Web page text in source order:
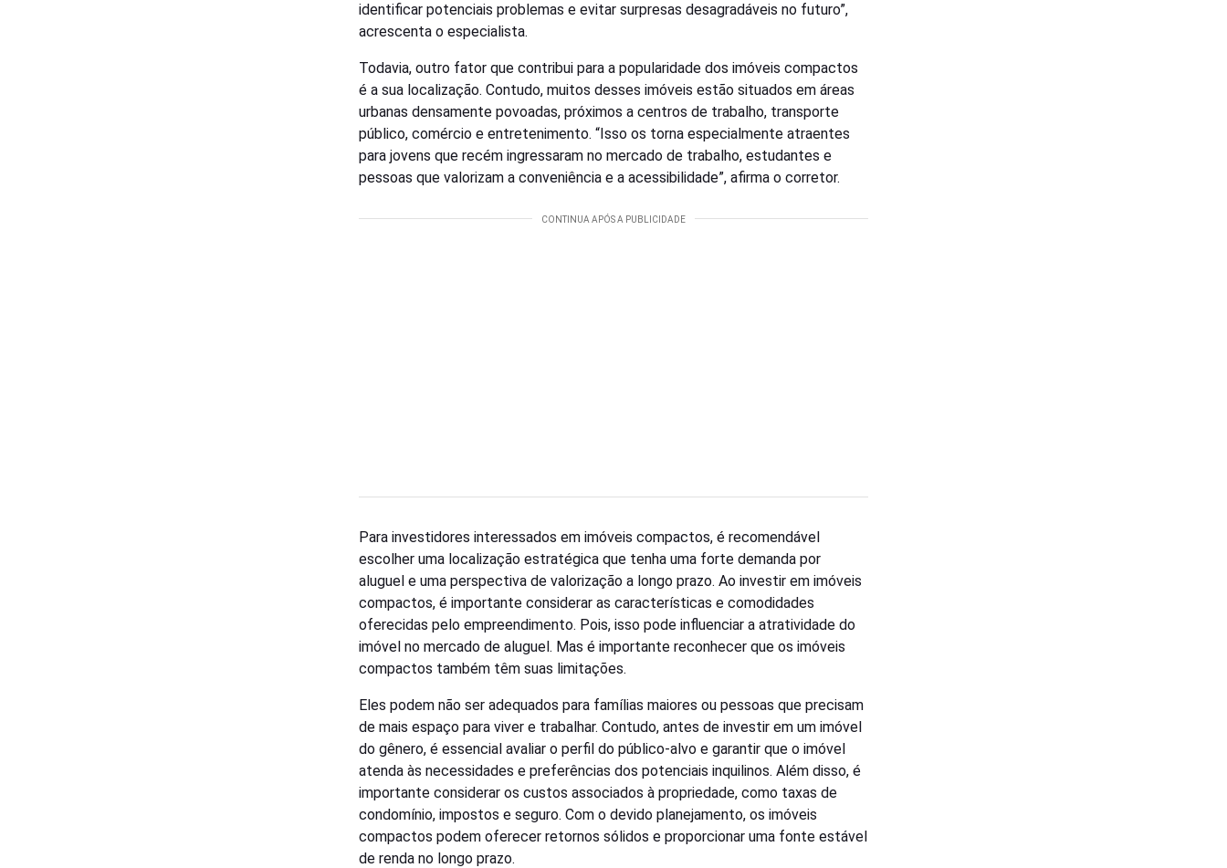
identificar potenciais problemas e evitar surpresas desagradáveis no futuro”,
acrescenta o especialista.
Todavia, outro fator que contribui para a popularidade dos imóveis compactos
é a sua localização. Contudo, muitos desses imóveis estão situados em áreas
urbanas densamente povoadas, próximos a centros de trabalho, transporte
público, comércio e entretenimento. “Isso os torna especialmente atraentes
para jovens que recém ingressaram no mercado de trabalho, estudantes e
pessoas que valorizam a conveniência e a acessibilidade”, afirma o corretor.
Para investidores interessados em imóveis compactos, é recomendável
escolher uma localização estratégica que tenha uma forte demanda por
aluguel e uma perspectiva de valorização a longo prazo. Ao investir em imóveis
compactos, é importante considerar as características e comodidades
oferecidas pelo empreendimento. Pois, isso pode influenciar a atratividade do
imóvel no mercado de aluguel. Mas é importante reconhecer que os imóveis
compactos também têm suas limitações.
Eles podem não ser adequados para famílias maiores ou pessoas que precisam
de mais espaço para viver e trabalhar. Contudo, antes de investir em um imóvel
do gênero, é essencial avaliar o perfil do público-alvo e garantir que o imóvel
atenda às necessidades e preferências dos potenciais inquilinos. Além disso, é
importante considerar os custos associados à propriedade, como taxas de
condomínio, impostos e seguro. Com o devido planejamento, os imóveis
compactos podem oferecer retornos sólidos e proporcionar uma fonte estável
de renda no longo prazo.